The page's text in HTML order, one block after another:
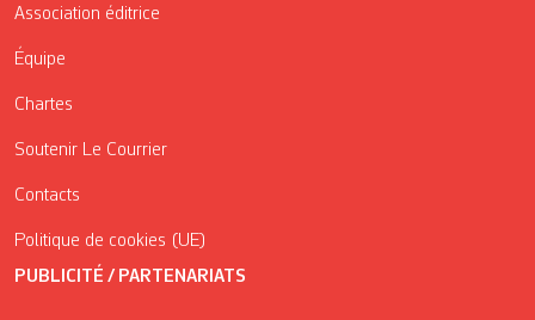
Association éditrice
Équipe
Chartes
Soutenir Le Courrier
Contacts
Politique de cookies (UE)
PUBLICITÉ / PARTENARIATS